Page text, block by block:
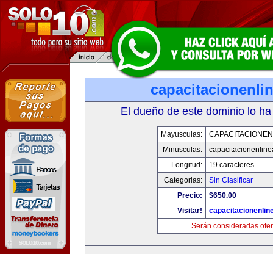
El dueño de este dominio lo
Mayusculas:
Minusculas:
Longitud:
19 caracteres
Categorias:
Sin Clasificar
Precio:
$650.00
Visitar!
Serán consideradas